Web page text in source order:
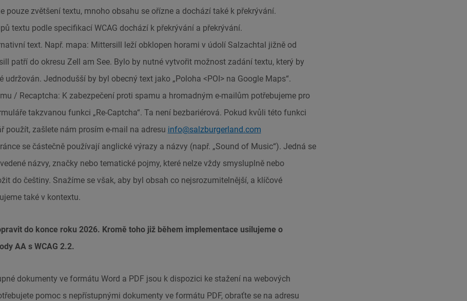
pouze zvětšení textu, mnoho obsahu se ořízne a dochází také k překrývání.
textu podle specifikací WCAG dochází k překrývání a překrývání.
text. Např. mapa: Mittersill leží obklopen horami v údolí Salzachtal jižně od
patří do okresu Zell am See. Bylo by nutné vytvořit možnost zadání textu, který by
udržován. Jednodušší by byl obecný text jako „Poloha <POI> na Google Maps“.
/ Recaptcha: K zabezpečení proti spamu a hromadným e-mailům potřebujeme pro
takzvanou funkci „Re-Captcha“. Ta není bezbariérová. Pokud kvůli této funkci
použít, zašlete nám prosím e-mail na adresu info@salzburgerland.com
se částečně používají anglické výrazy a názvy (např. „Sound of Music“). Jedná se
názvy, značky nebo tematické pojmy, které nelze vždy smysluplně nebo
do češtiny. Snažíme se však, aby byl obsah co nejsrozumitelnější, a klíčové
také v kontextu.
do konce roku 2026. Kromě toho již během implementace usilujeme o
AA s WCAG 2.2.
dokumenty ve formátu Word a PDF jsou k dispozici ke stažení na webových
pomoc s nepřístupnými dokumenty ve formátu PDF, obraťte se na adresu